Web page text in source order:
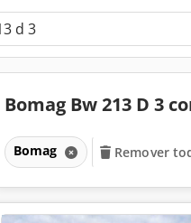
Bomag Bw 213 D 3
Bomag Remover